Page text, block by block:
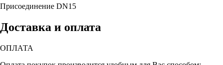
Присоединение DN15
Доставка и оплата
ОПЛАТА